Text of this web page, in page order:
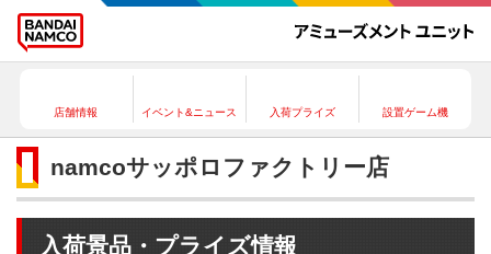
店舗情報 イベント&ニュース 入荷プライズ 設置ゲーム機
namcoサッポロファクトリー店
入荷景品・プライズ情報